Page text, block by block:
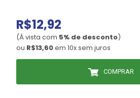
R$12,92
(À vista com 5% de desconto)
ou R$13,60em 10x sem juros
COMPRAR